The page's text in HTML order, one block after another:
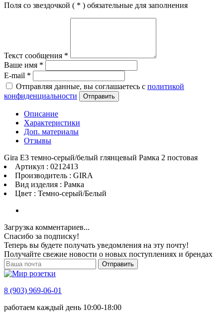
Поля со звездочкой ( * ) обязательные для заполнения
Текст сообщения *
Ваше имя *
E-mail *
Отправляя данные, вы соглашаетесь с политикой
конфиденциальности
Отправить
Описание
Характеристики
Доп. материалы
Отзывы
Gira E3 темно-серый/белый глянцевый Рамка 2 постовая
Артикул : 0212413
Производитель : GIRA
Вид изделия : Рамка
Цвет : Темно-серый/Белый
Загрузка комментариев...
Спасибо за подписку!
Теперь вы будете получать уведомления на эту почту!
Получайте свежие новости о новых поступлениях и брендах
Отправить
8 (903) 969-06-01
работаем каждый день 10:00-18:00